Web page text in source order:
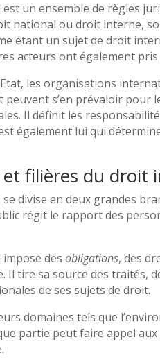
un ensemble de règles
national ou droit interne,
étant un sujet de droit
acteurs ont également
les organisations
peuvent s’en prévaloir
Il définit les
également lui qui
et filières du droit
divise en deux grandes
régit le rapport des
desobligations, des
Il tire sa source des traités,
de ses sujets de droit.
domaines tels que
partie peut faire appel